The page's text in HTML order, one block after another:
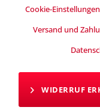
Cookie-Einstellungen
Versand und
WIDERRUF